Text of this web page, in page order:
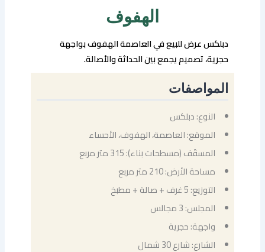
الهفوف
دبلكس عرض للبيع في العاصمة الهفوف بواجهة
حجرية، تصميم يجمع بين الحداثة والأصالة.
المواصفات
النوع: دبلكس
الموقع: العاصمة، الهفوف، الأحساء
المسقَف (مسطحات بناء): 315 متر مربع
مساحة الأرض: 210 متر مربع
التوزيع: 5 غرف + صالة + مطبخ
المجلس: 3 مجالس
واجهة: حجرية
الشارع: شارع 30 شمال